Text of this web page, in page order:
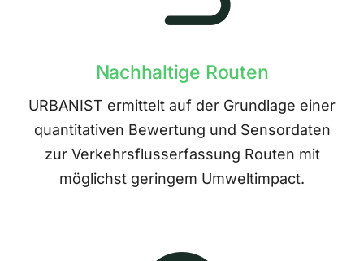
Nachhaltige Routen
URBANIST ermittelt auf der Grundlage einer
quantitativen Bewertung und Sensordaten
zur Verkehrsflusserfassung Routen mit
möglichst geringem Umweltimpact.